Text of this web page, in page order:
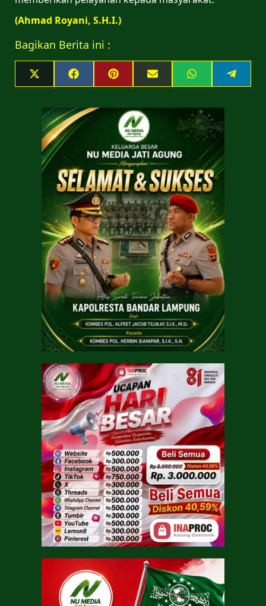
(Ahmad Royani, S.H.I.)
Bagikan Berita ini :